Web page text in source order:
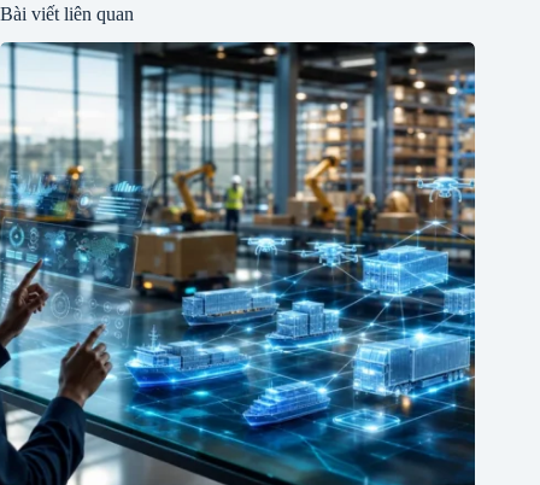
Bài viết liên quan